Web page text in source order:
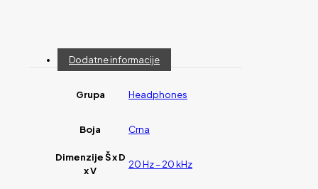
Dodatne informacije
Grupa Headphones
Boja Crna
Dimenzije Š x D
x V
20 Hz – 20 kHz